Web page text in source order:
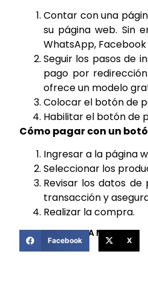
Contar con una
su página web. Sin
WhatsApp,
Seguir los pasos de
pago por
ofrece un modelo
Colocar el botón de
Habilitar el botón de
Cómo pagar con un
Ingresar a la página
Seleccionar los
Revisar los datos
transacción y
Realizar la compra.
COMPARTIR ESTA NOTICIA
Facebook X